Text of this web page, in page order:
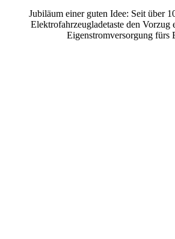
Jubiläum einer guten Idee: Seit über
Elektrofahrzeugladetaste den Vorzug
Eigenstromversorgung fürs